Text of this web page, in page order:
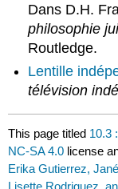
Dans D.H.
philosophie
Routledge.
Lentille
télévision
This page titled 10.3
NC-SA 4.0 license
Erika Gutierrez,
Lisette Rodriguez,